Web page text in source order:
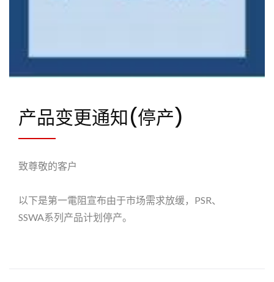
产品变更通知(停产)
致尊敬的客户
以下是第一電阻宣布由于市场需求放缓，PSR、
SSWA系列产品计划停产。